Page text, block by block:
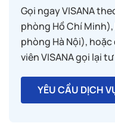
Gọi ngay VISANA
phòng Hồ Chí
phòng Hà Nội),
viên VISANA gọi lại
YÊU CẦU DỊCH